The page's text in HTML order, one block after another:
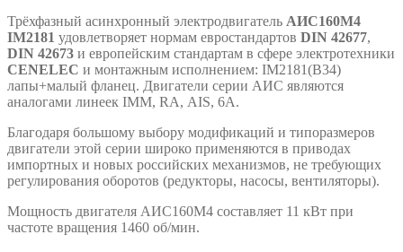
Трёхфазный асинхронный электродвигатель АИС160М4
IM2181 удовлетворяет нормам евростандартов DIN 42677,
DIN 42673 и европейским стандартам в сфере электротехники
CENELEC и монтажным исполнением: IM2181(B34)
лапы+малый фланец. Двигатели серии АИС являются
аналогами линеек IMM, RA, АIS, 6A.
Благодаря большому выбору модификаций и типоразмеров
двигатели этой серии широко применяются в приводах
импортных и новых российских механизмов, не требующих
регулирования оборотов (редукторы, насосы, вентиляторы).
Мощность двигателя АИС160М4 составляет 11 кВт при
частоте вращения 1460 об/мин.